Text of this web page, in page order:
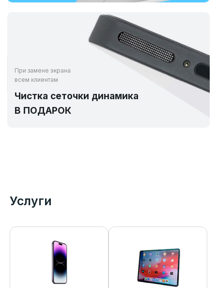
При замене экрана
всем клиентам
Чистка сеточки динамика
В ПОДАРОК
Услуги